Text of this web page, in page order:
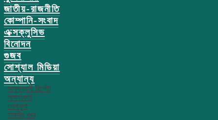
জাতীয়-রাজনীতি
কোম্পানি-সংবাদ
এক্সক্লুসিভ
বিনোদন
গুজব
সোশ্যাল মিডিয়া
অন্যান্য
অনুসন্ধানী রির্পোট
সাক্ষাৎকার
খেলাধুলা
চাকরির খবর